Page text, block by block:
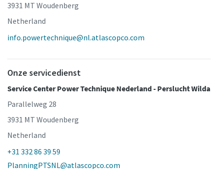
3931 MT Woudenberg
Netherland
info.powertechnique@nl.atlascopco.com
Onze servicedienst
Service Center Power Technique Nederland - Perslucht Wilda
Parallelweg 28
3931 MT Woudenberg
Netherland
+31 332 86 39 59
PlanningPTSNL@atlascopco.com